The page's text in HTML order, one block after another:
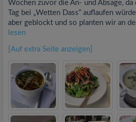
Wochen zuvor die An- und Absage, da
Tag bei „Wetten Dass“ auflaufen
aber geblockt und so planten wir an
lesen
[Auf extra Seite anzeigen]